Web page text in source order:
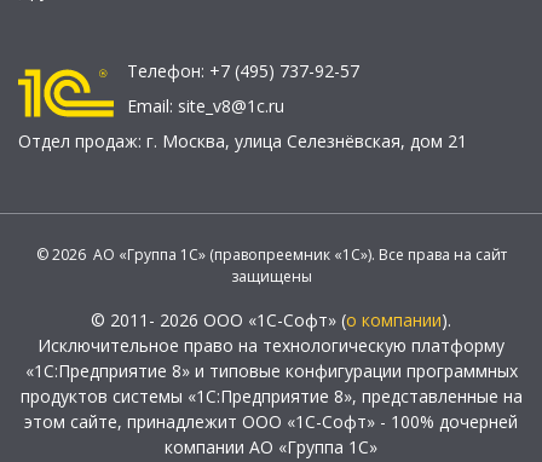
Телефон: +7 (495) 737-92-57
Email: site_v8@1c.ru
Отдел продаж: г. Москва, улица Селезнёвская, дом 21
© 2026 АО «Группа 1С» (правопреемник «1С»). Все права на сайт
защищены
© 2011- 2026 ООО «1С-Софт» (о компании).
Исключительное право на технологическую платформу
«1С:Предприятие 8» и типовые конфигурации программных
продуктов системы «1С:Предприятие 8», представленные на
этом сайте, принадлежит ООО «1С-Софт» - 100% дочерней
компании АО «Группа 1С»